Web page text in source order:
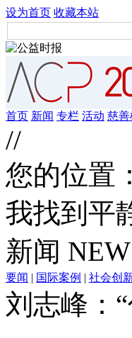
设为首页 收藏本站
首页 新闻 专栏 活动 慈善
//
您的位置：
我找到平
新闻
要闻 | 国际案例 | 社会创
刘志峰：